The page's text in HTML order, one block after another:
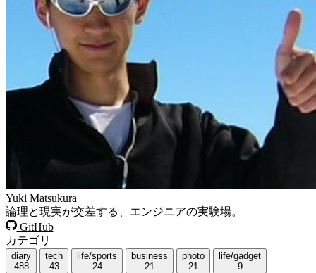
Yuki Matsukura
論理と現実が交差する、エンジニアの実験場。
GitHub
カテゴリ
diary
488
tech
43
life/sports
24
business
21
photo
21
life/gadget
9